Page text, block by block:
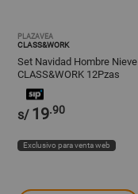
PLAZAVEA
CLASS&WORK
Set Navidad Hombre Nieve
CLASS&WORK 12Pzas
s/ 19.90
Exclusivo para venta web